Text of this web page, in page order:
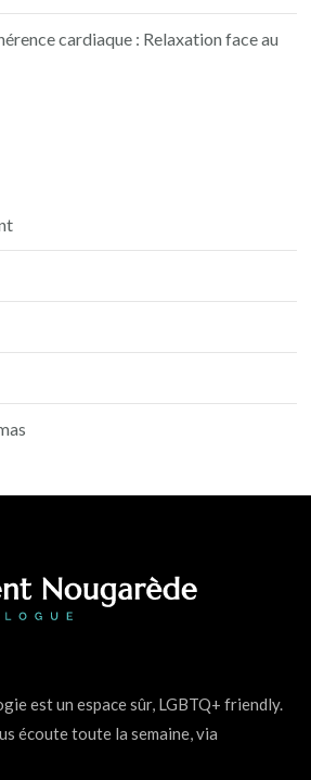
cardiaque : Relaxation face au
est un espace sûr, LGBTQ+ friendly.
écoute toute la semaine, via